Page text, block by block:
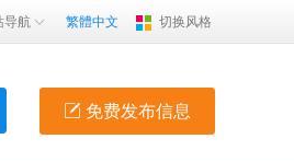
导航 繁體中文 切换风格
免费发布信息